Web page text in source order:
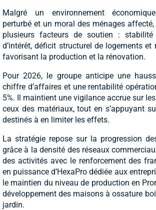
Malgré un environnement
perturbé et un moral des ménages
plusieurs facteurs de soutien :
d’intérêt, déficit structurel de logements et
favorisant la production et la rénovation.
Pour 2026, le groupe anticipe une
chiffre d’affaires et une rentabilité
5%. Il maintient une vigilance accrue sur
ceux des matériaux, tout en s’appuyant
destinés à en limiter les effets.
La stratégie repose sur la progression
grâce à la densité des réseaux
des activités avec le renforcement des
en puissance d’HexaPro dédiée aux
le maintien du niveau de production en
développement des maisons à ossature
jardin.